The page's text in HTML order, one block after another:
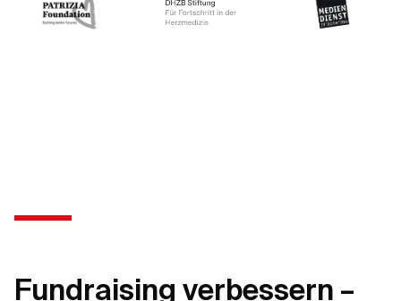
Fundraising verbessern –